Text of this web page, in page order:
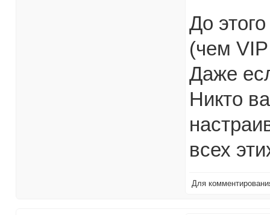
До
(чем
Даже
Никто
всех
Для